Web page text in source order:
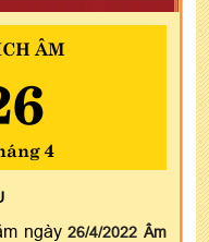
ÂM
4
ngày26/4/2022 Âm